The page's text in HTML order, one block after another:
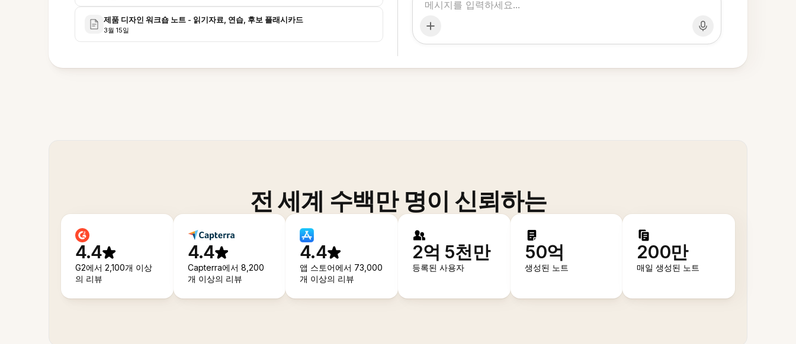
제품 디자인 워크숍 노트 - 읽기자료, 연습, 후보 플래시카드
3월 15일
전 세계 수백만 명이 신뢰하는
4.4
G2에서 2,100개 이상
의 리뷰
4.4
Capterra에서 8,200
개 이상의 리뷰
4.4
앱 스토어에서 73,000
개 이상의 리뷰
2억 5천만
등록된 사용자
50억
생성된 노트
200만
매일 생성된 노트